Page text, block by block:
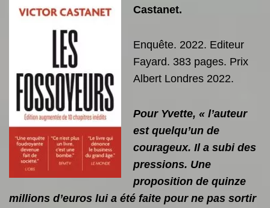
Castanet.
Enquête. 2022. Editeur
Fayard. 383 pages. Prix
Albert Londres 2022.
Pour Yvette, « l’auteur
est quelqu’un de
courageux. Il a subi des
pressions. Une
proposition de quinze
millions d’euros lui a été faite pour ne pas sortir